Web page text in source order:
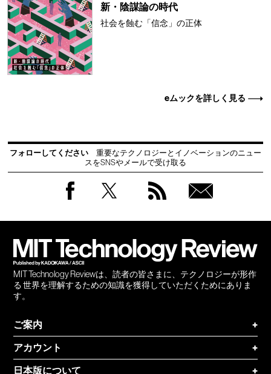
新・陰謀論の時代
社会を蝕む「信念」の正体
eムックを詳しく見る
フォローしてください
重要なテクノロジーとイノベーションのニュー
スをSNSやメールで受け取る
MIT Technology Reviewは、読者の皆さまに、テクノロジーが形作
る 世界を理解するための知識を獲得していただくためにありま
す。
ご案内
+
アカウント
+
日本版について
+